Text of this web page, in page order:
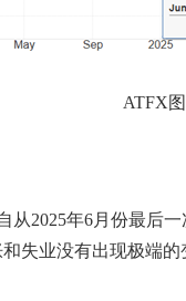
ATFX
从2025年6月份最后
失业没有出现极端